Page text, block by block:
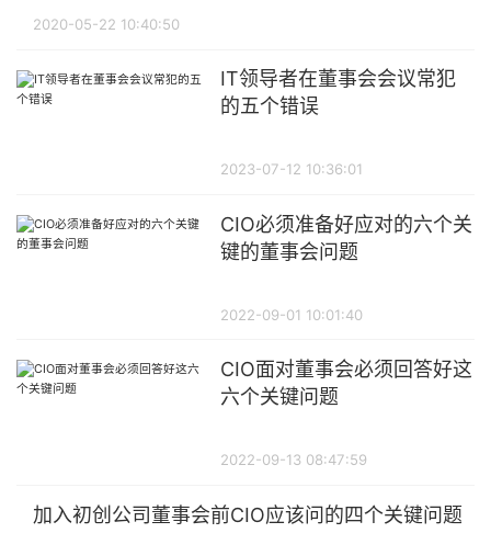
2020-05-22 10:40:50
IT领导者在董事会会议常犯
的五个错误
2023-07-12 10:36:01
CIO必须准备好应对的六个关
键的董事会问题
2022-09-01 10:01:40
CIO面对董事会必须回答好这
六个关键问题
2022-09-13 08:47:59
加入初创公司董事会前CIO应该问的四个关键问题